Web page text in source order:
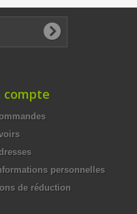
compte
personnelles
de réduction